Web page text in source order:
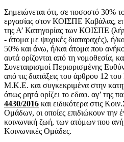
Σημειώνεται ότι, σε ποσοστό 30%
εργασίας στον ΚΟΙΣΠΕ Καβάλας,
της Α’ Κατηγορίας των ΚΟΙΣΠΕ
- άτομα με ψυχικές διαταραχές), ή/
50% και άνω, ή/και άτομα που
αυτά ορίζονται από τη νομοθεσία,
Συνεταιρισμοί Περιορισμένης
από τις διατάξεις του άρθρου 12
Μ.Κ.Ε. και συγκεκριμένα στην
όπως ρητά ορίζει το εδαφ. αγ’ της
4430/2016 και ειδικότερα στις
Ομάδων, οι οποίες επιδιώκουν την
κοινωνική ζωή, των ατόμων που
Κοινωνικές Ομάδες.